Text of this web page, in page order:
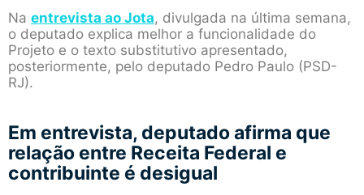
Na entrevista ao Jota, divulgada na última semana,
o deputado explica melhor a funcionalidade do
Projeto e o texto substitutivo apresentado,
posteriormente, pelo deputado Pedro Paulo (PSD-
RJ).
Em entrevista, deputado afirma que
relação entre Receita Federal e
contribuinte é desigual